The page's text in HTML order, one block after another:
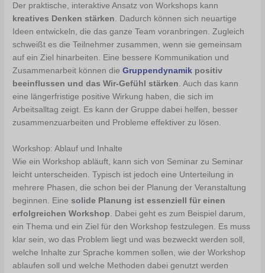
Der praktische, interaktive Ansatz von Workshops kann
kreatives Denken stärken. Dadurch können sich neuartige
Ideen entwickeln, die das ganze Team voranbringen. Zugleich
schweißt es die Teilnehmer zusammen, wenn sie gemeinsam
auf ein Ziel hinarbeiten. Eine bessere Kommunikation und
Zusammenarbeit können dieGruppendynamik positiv
beeinflussen und das Wir-Gefühl stärken. Auch das kann
eine längerfristige positive Wirkung haben, die sich im
Arbeitsalltag zeigt. Es kann der Gruppe dabei helfen, besser
zusammenzuarbeiten und Probleme effektiver zu lösen.
Workshop: Ablauf und Inhalte
Wie ein Workshop abläuft, kann sich von Seminar zu Seminar
leicht unterscheiden. Typisch ist jedoch eine Unterteilung in
mehrere Phasen, die schon bei der Planung der Veranstaltung
beginnen. Einesolide Planung ist essenziell für einen
erfolgreichen Workshop. Dabei geht es zum Beispiel darum,
ein Thema und ein Ziel für den Workshop festzulegen. Es muss
klar sein, wo das Problem liegt und was bezweckt werden soll,
welche Inhalte zur Sprache kommen sollen, wie der Workshop
ablaufen soll und welche Methoden dabei genutzt werden